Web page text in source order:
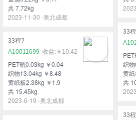
共 7.72kg
2023-11-30 -奥北成都
33
织
黄
共
33程?
A10011699
￥10.42
PET瓶0.03kg ￥0.04
织物13.04kg ￥8.48
黄纸板2.38kg ￥1.9
共 15.45kg
2023-6-19 -奥北成都
33